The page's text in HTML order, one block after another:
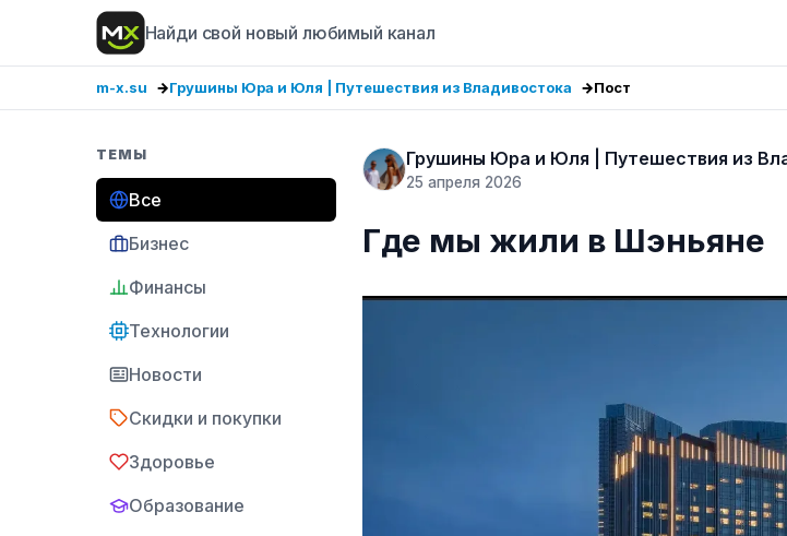
Найди свой новый любимый канал
m-x.su Грушины Юра и Юля | Путешествия из Владивостока Пост
ТЕМЫ
Все
Бизнес
Финансы
Технологии
Новости
Скидки и покупки
Здоровье
Образование
Грушины Юра и Юля | Путешествия из
25 апреля 2026
Где мы жили в Шэньяне